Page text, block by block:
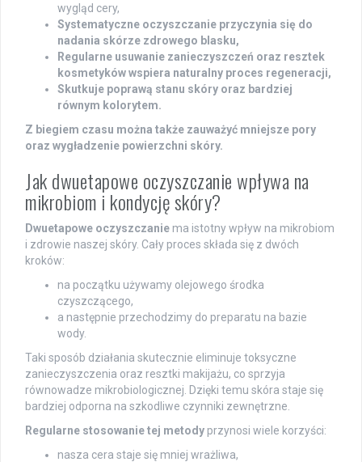
wygląd cery,
Systematyczne oczyszczanie przyczynia się do
nadania skórze zdrowego blasku,
Regularne usuwanie zanieczyszczeń oraz resztek
kosmetyków wspiera naturalny proces regeneracji,
Skutkuje poprawą stanu skóry oraz bardziej
równym kolorytem.
Z biegiem czasu można także zauważyć mniejsze pory
oraz wygładzenie powierzchni skóry.
Jak dwuetapowe oczyszczanie wpływa na
mikrobiom i kondycję skóry?
Dwuetapowe oczyszczanie ma istotny wpływ na mikrobiom
i zdrowie naszej skóry. Cały proces składa się z dwóch
kroków:
na początku używamy olejowego środka
czyszczącego,
a następnie przechodzimy do preparatu na bazie
wody.
Taki sposób działania skutecznie eliminuje toksyczne
zanieczyszczenia oraz resztki makijażu, co sprzyja
równowadze mikrobiologicznej. Dzięki temu skóra staje się
bardziej odporna na szkodliwe czynniki zewnętrzne.
Regularne stosowanie tej metody przynosi wiele korzyści:
nasza cera staje się mniej wrażliwa,